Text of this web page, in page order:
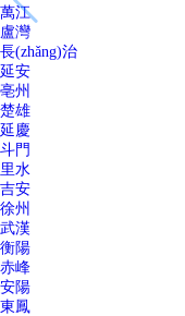
萬江
盧灣
長(zhǎng)治
延安
亳州
楚雄
延慶
斗門
里水
吉安
徐州
武漢
衡陽
赤峰
安陽
東鳳